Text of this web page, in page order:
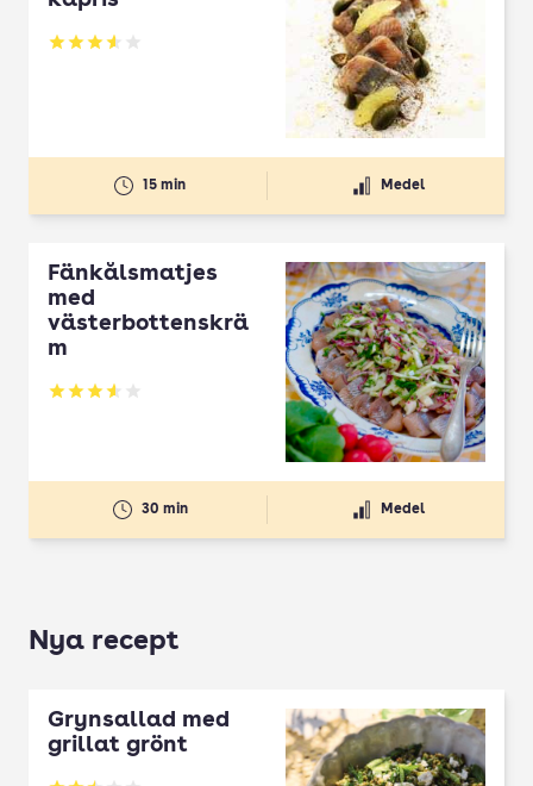
Betyg: 3.57 av 5
15 min Medel
Fänkålsmatjes
med
västerbottenskrä
m
Betyg: 3.6 av 5
30 min Medel
Nya recept
Grynsallad med
grillat grönt